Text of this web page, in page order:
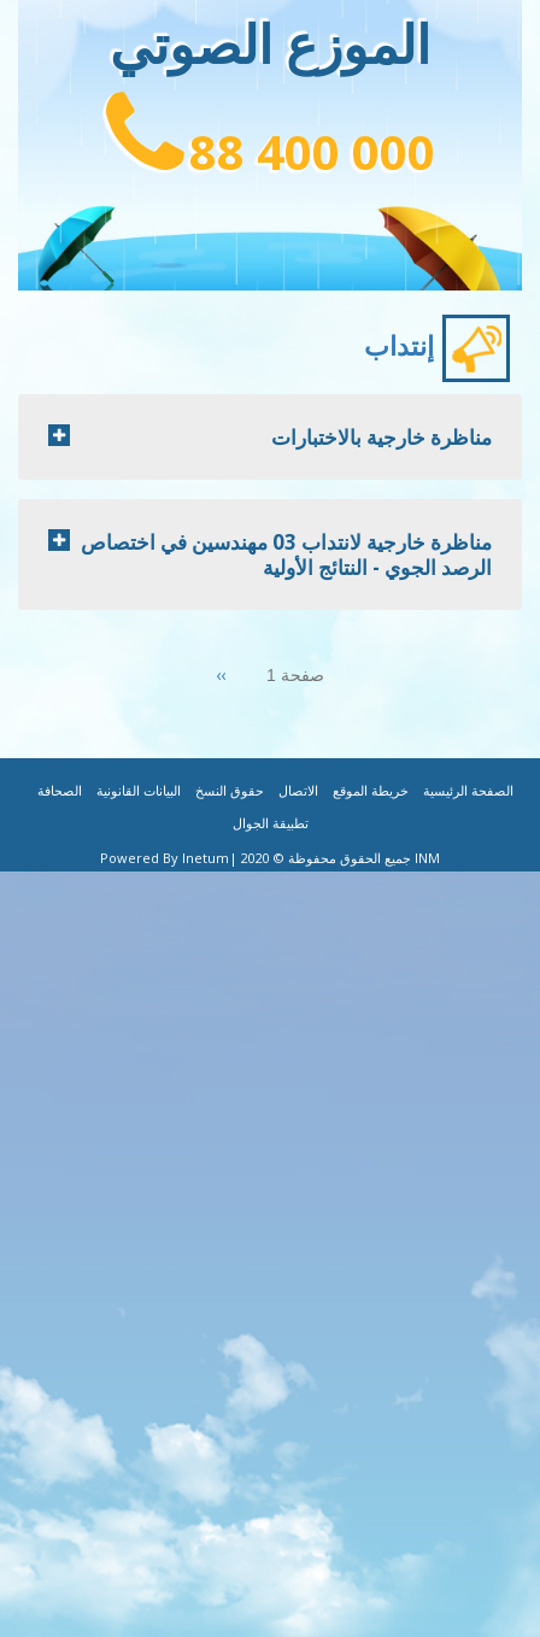
الصوتي
88 400
بالاختبارات
مناظرة خارجية لانتداب 03 مهندسين في اختصاص
الأولية
الموقع|الاتصال| حقوق النسخ| البيانات القانونية| الصحافة |
|Powered By Inetum